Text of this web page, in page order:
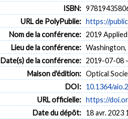
ISBN:
URL de PolyPublie: https://
Nom de la conférence: 2019
Lieu de la conférence: Washington,
Date(s) de la conférence: 2019-07-08
Maison d'édition: Optical
DOI: 10.1364/
URL officielle: https://
Date du dépôt: 18 avr. 2023